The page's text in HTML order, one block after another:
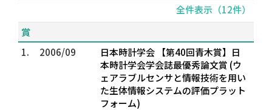
全件表示（12件）
賞
1.
2006/09
日本時計学会 【第40回青木賞】日
本時計学会学会誌最優秀論文賞 (ウ
ェアラブルセンサと情報技術を用い
た生体情報システムの評価プラット
フォーム)